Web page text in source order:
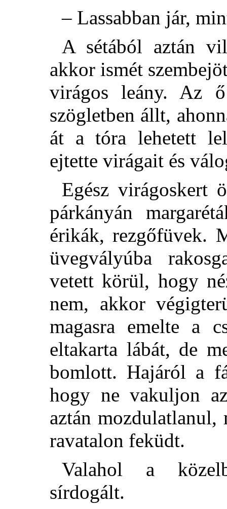
– Lassabban jár,
A sétából aztán
akkor ismét
virágos leány. Az
szögletben állt,
át a tóra lehetett
ejtette virágait és
Egész virágoskert
párkányán
érikák, rezgőfüvek.
üvegvályúba
vetett körül, hogy
nem, akkor
magasra emelte a
eltakarta lábát, de
bomlott. Hajáról a
hogy ne vakuljon
aztán
ravatalon feküdt.
Valahol a
sírdogált.